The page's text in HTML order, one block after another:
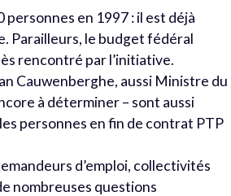
en 1997 : il est déjà
Parailleurs, le budget fédéral
rencontré par l’initiative.
Cauwenberghe, aussi Ministre du
à déterminer – sont aussi
personnes en fin de contrat PTP
d’emploi, collectivités
nombreuses questions